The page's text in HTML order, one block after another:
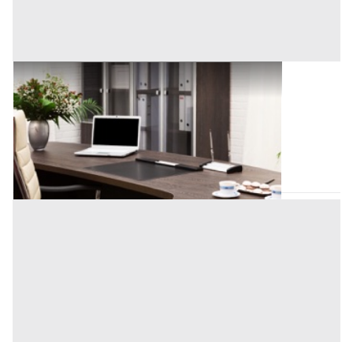
Uffici e Studi Privati all'asta a Padova
Padova (Padova)
Offerta minima
270.000 € 360.000 €
Codice asta:AI335791
Asta chiusa